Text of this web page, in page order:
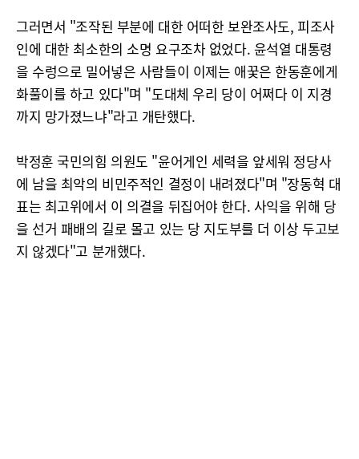
그러면서 "조작된 부분에 대한 어떠한 보완조사도, 피조사
인에 대한 최소한의 소명 요구조차 없었다. 윤석열 대통령
을 수렁으로 밀어넣은 사람들이 이제는 애꿎은 한동훈에게
화풀이를 하고 있다"며 "도대체 우리 당이 어쩌다 이 지경
까지 망가졌느냐"라고 개탄했다.
박정훈 국민의힘 의원도 "윤어게인 세력을 앞세워 정당사
에 남을 최악의 비민주적인 결정이 내려졌다"며 "장동혁 대
표는 최고위에서 이 의결을 뒤집어야 한다. 사익을 위해 당
을 선거 패배의 길로 몰고 있는 당 지도부를 더 이상 두고보
지 않겠다"고 분개했다.